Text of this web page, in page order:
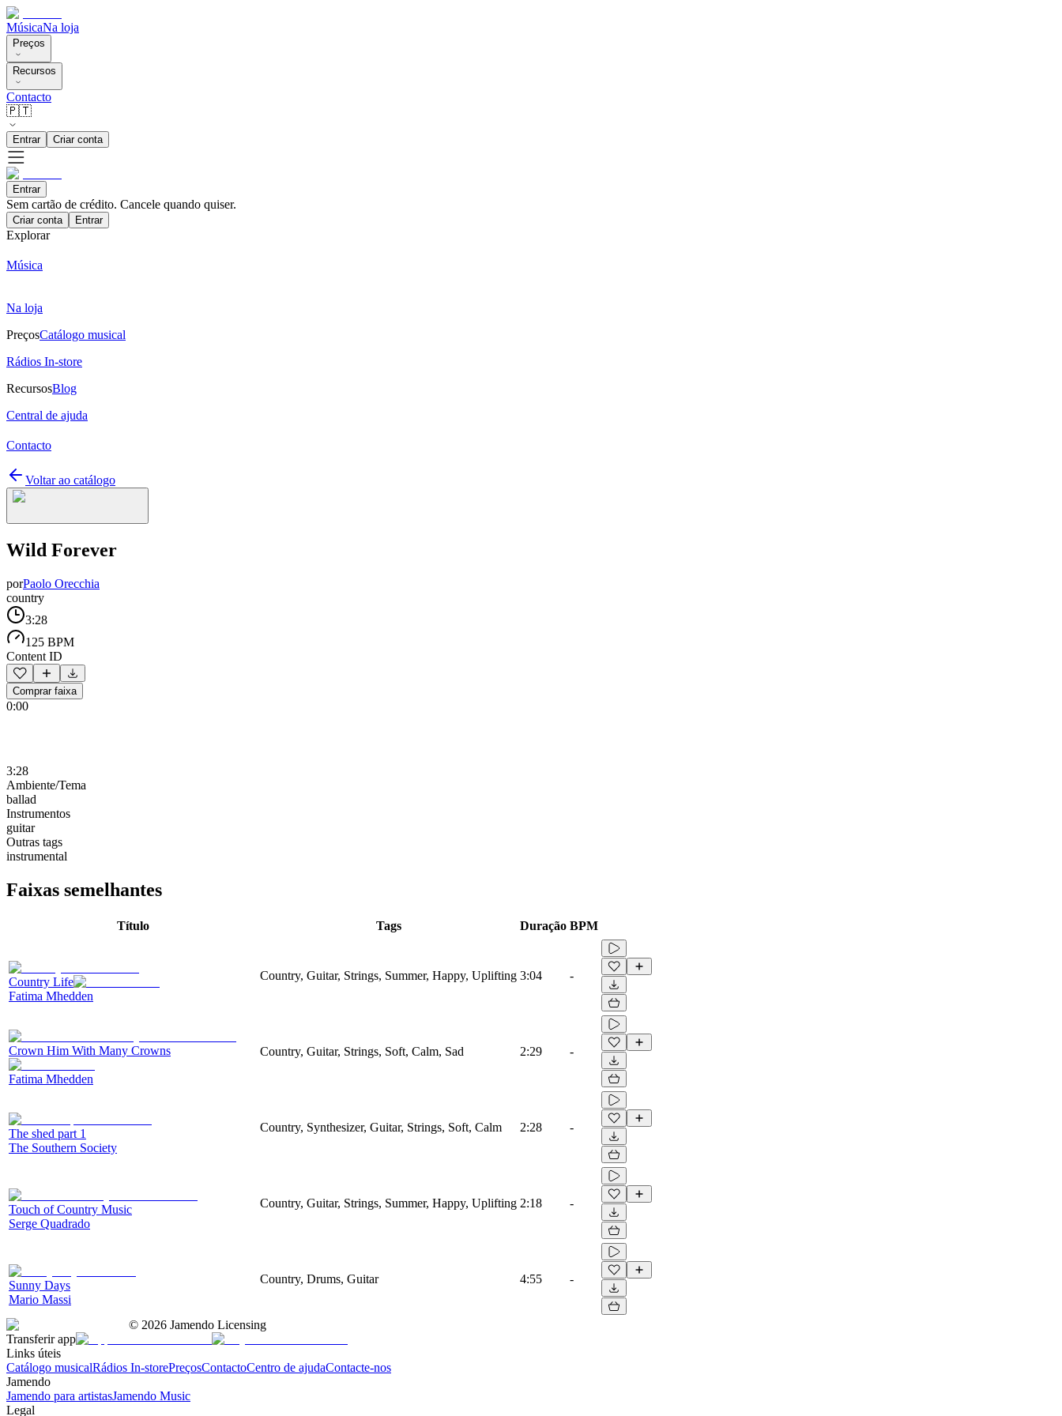
MúsicaNa loja
Preços
Recursos
Contacto
🇵🇹
Entrar Criar conta
Entrar
Sem cartão de crédito. Cancele quando quiser.
Criar conta Entrar
Explorar
Música
Na loja
PreçosCatálogo musical
Rádios In-store
RecursosBlog
Central de ajuda
Contacto
Voltar ao catálogo
Wild Forever
porPaolo Orecchia
country
3:28
125 BPM
Content ID
Comprar faixa
0:00
3:28
Ambiente/Tema
ballad
Instrumentos
guitar
Outras tags
instrumental
Faixas semelhantes
Título Tags Duração BPM
Country Life
Fatima Mhedden
Country, Guitar, Strings, Summer, Happy, Uplifting 3:04 -
Crown Him With Many Crowns
Fatima Mhedden
Country, Guitar, Strings, Soft, Calm, Sad 2:29 -
The shed part 1
The Southern Society
Country, Synthesizer, Guitar, Strings, Soft, Calm 2:28 -
Touch of Country Music
Serge Quadrado
Country, Guitar, Strings, Summer, Happy, Uplifting 2:18 -
Sunny Days
Mario Massi
Country, Drums, Guitar 4:55 -
© 2026 Jamendo Licensing
Transferir app
Links úteis
Catálogo musicalRádios In-storePreçosContactoCentro de ajudaContacte-nos
Jamendo
Jamendo para artistasJamendo Music
Legal